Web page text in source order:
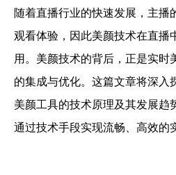
随着直播行业的快速发展，主播
观看体验，因此美颜技术在直播
用。美颜技术的背后，正是实时
的集成与优化。这篇文章将深入
美颜工具的技术原理及其发展趋
通过技术手段实现流畅、高效的